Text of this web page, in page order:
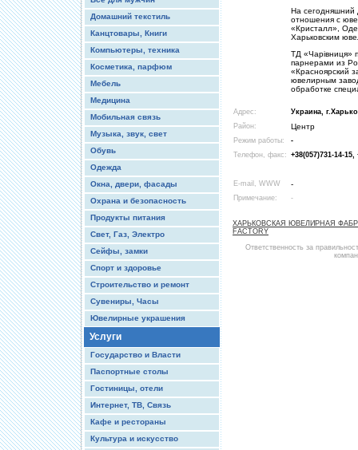
Домашний текстиль
Канцтовары, Книги
Компьютеры, техника
Косметика, парфюм
Мебель
Медицина
Мобильная связь
Музыка, звук, свет
Обувь
Одежда
Окна, двери, фасады
Охрана и безопасность
Продукты питания
Свет, Газ, Электро
Сейфы, замки
Спорт и здоровье
Строительство и ремонт
Сувениры, Часы
Ювелирные украшения
Услуги
Государство и Власти
Паспортные столы
Гостиницы, отели
Интернет, ТВ, Связь
Кафе и рестораны
Культура и искусство
На сегодняшний
отношения с
«Кристалл»,
Харьковским
ТД «Чарівниця»
парнерами из
«Красноярский
ювелирным
обработке
Адрес:
Украина,
Район:
Центр
Режим работы:
-
Телефон, факс: +38(057)731-14-15,
E-mail, WWW -
Примечание: -
ХАРЬКОВСКАЯ ЮВЕЛИРНАЯ
FACTORY
Ответственность за